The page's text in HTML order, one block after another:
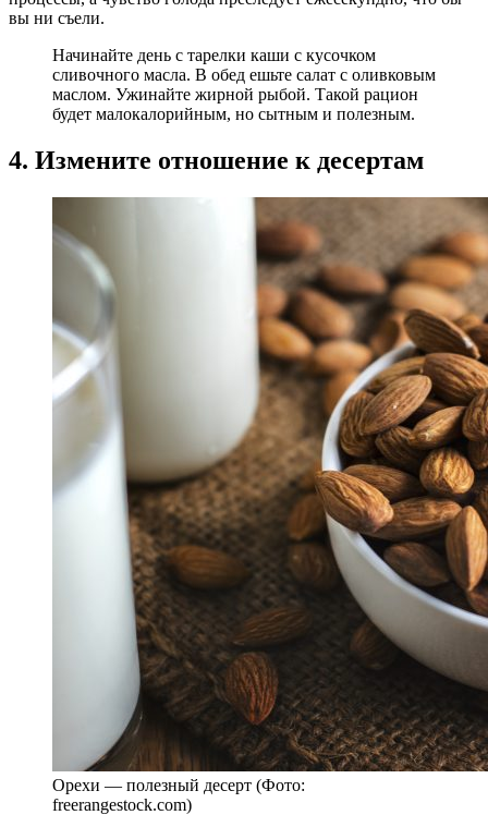
вы ни съели.
Начинайте день с тарелки каши с кусочком
сливочного масла. В обед ешьте салат с оливковым
маслом. Ужинайте жирной рыбой. Такой рацион
будет малокалорийным, но сытным и полезным.
4. Измените отношение к десертам
Орехи — полезный десерт (Фото:
freerangestock.com)